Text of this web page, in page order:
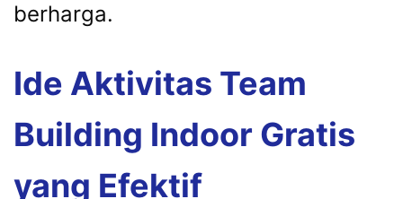
berharga.
Ide Aktivitas Team
Building Indoor Gratis
yang Efektif